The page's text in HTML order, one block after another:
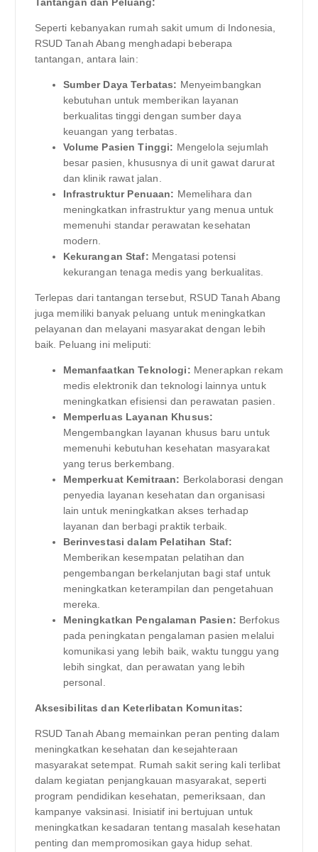
Seperti kebanyakan rumah sakit umum di Indonesia,
RSUD Tanah Abang menghadapi beberapa
tantangan, antara lain:
Sumber Daya Terbatas: Menyeimbangkan
kebutuhan untuk memberikan layanan
berkualitas tinggi dengan sumber daya
keuangan yang terbatas.
Volume Pasien Tinggi: Mengelola sejumlah
besar pasien, khususnya di unit gawat darurat
dan klinik rawat jalan.
Infrastruktur Penuaan: Memelihara dan
meningkatkan infrastruktur yang menua untuk
memenuhi standar perawatan kesehatan
modern.
Kekurangan Staf: Mengatasi potensi
kekurangan tenaga medis yang berkualitas.
Terlepas dari tantangan tersebut, RSUD Tanah Abang
juga memiliki banyak peluang untuk meningkatkan
pelayanan dan melayani masyarakat dengan lebih
baik. Peluang ini meliputi:
Memanfaatkan Teknologi: Menerapkan rekam
medis elektronik dan teknologi lainnya untuk
meningkatkan efisiensi dan perawatan pasien.
Memperluas Layanan Khusus:
Mengembangkan layanan khusus baru untuk
memenuhi kebutuhan kesehatan masyarakat
yang terus berkembang.
Memperkuat Kemitraan: Berkolaborasi dengan
penyedia layanan kesehatan dan organisasi
lain untuk meningkatkan akses terhadap
layanan dan berbagi praktik terbaik.
Berinvestasi dalam Pelatihan Staf:
Memberikan kesempatan pelatihan dan
pengembangan berkelanjutan bagi staf untuk
meningkatkan keterampilan dan pengetahuan
mereka.
Meningkatkan Pengalaman Pasien: Berfokus
pada peningkatan pengalaman pasien melalui
komunikasi yang lebih baik, waktu tunggu yang
lebih singkat, dan perawatan yang lebih
personal.
Aksesibilitas dan Keterlibatan Komunitas:
RSUD Tanah Abang memainkan peran penting dalam
meningkatkan kesehatan dan kesejahteraan
masyarakat setempat. Rumah sakit sering kali terlibat
dalam kegiatan penjangkauan masyarakat, seperti
program pendidikan kesehatan, pemeriksaan, dan
kampanye vaksinasi. Inisiatif ini bertujuan untuk
meningkatkan kesadaran tentang masalah kesehatan
penting dan mempromosikan gaya hidup sehat.